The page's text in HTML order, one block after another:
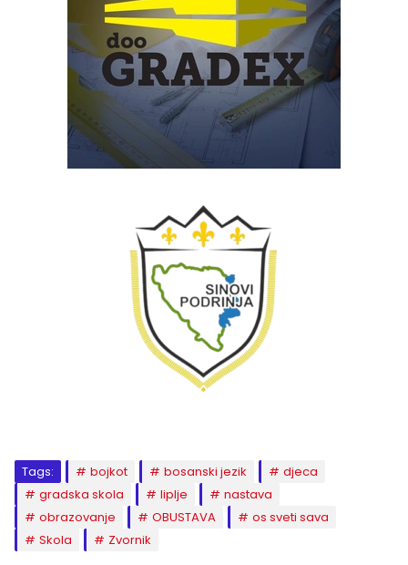
Tags: bojkot bosanski jezik
djeca
gradska skola
liplje
nastava
obrazovanje
OBUSTAVA
os sveti sava
Skola
Zvornik